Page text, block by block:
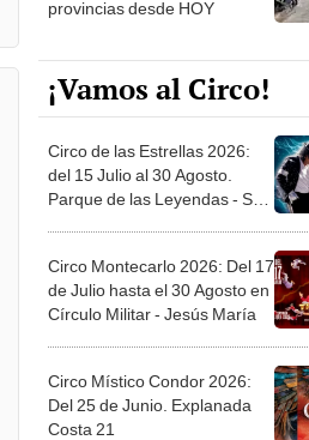
provincias desde HOY
¡Vamos al Circo!
Circo de las Estrellas 2026:
del 15 Julio al 30 Agosto.
Parque de las Leyendas - San
Circo Montecarlo 2026: Del 17
de Julio hasta el 30 Agosto en
Círculo Militar - Jesús María
Circo Místico Condor 2026:
Del 25 de Junio. Explanada
Costa 21